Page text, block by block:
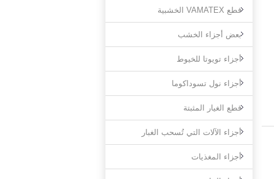
قطع VAMATEX الخشبية
بعض أجزاء الخشب
أجزاء تويوتا للخيوط
أجزاء نول تسوداكوما
قطع الغيار المثبتة
أجزاء الآلات التي تُسحب الغبار
أجزاء المغذيات